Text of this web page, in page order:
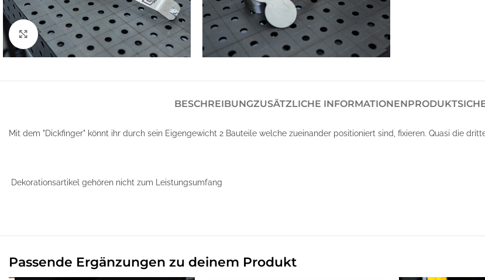
Klick zum Vergrößern
BESCHREIBUNGZUSÄTZLICHE INFORMATIONEN
Mit dem "Dickfinger" könnt ihr durch sein Eigengewicht 2 Bauteile welche zueinander positioniert sind, fixieren. Quasi die
Dekorationsartikel gehören nicht zum Leistungsumfang
Passende Ergänzungen zu deinem Produkt